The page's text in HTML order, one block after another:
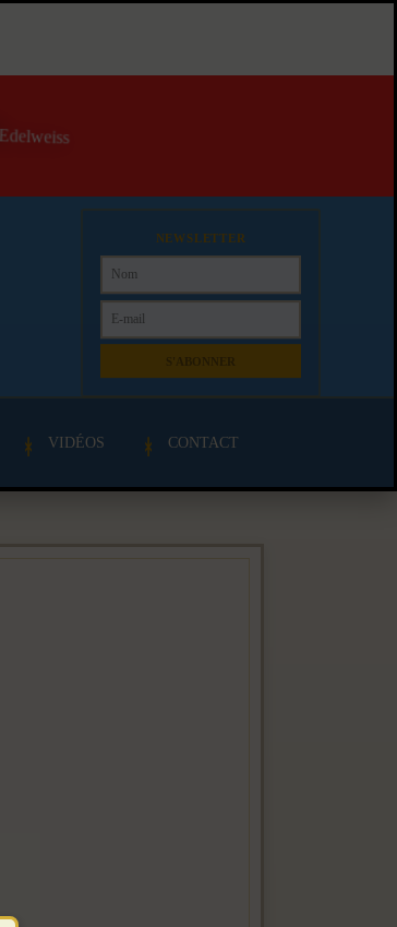
NEWSLETTER
VIDÉOS CONTACT